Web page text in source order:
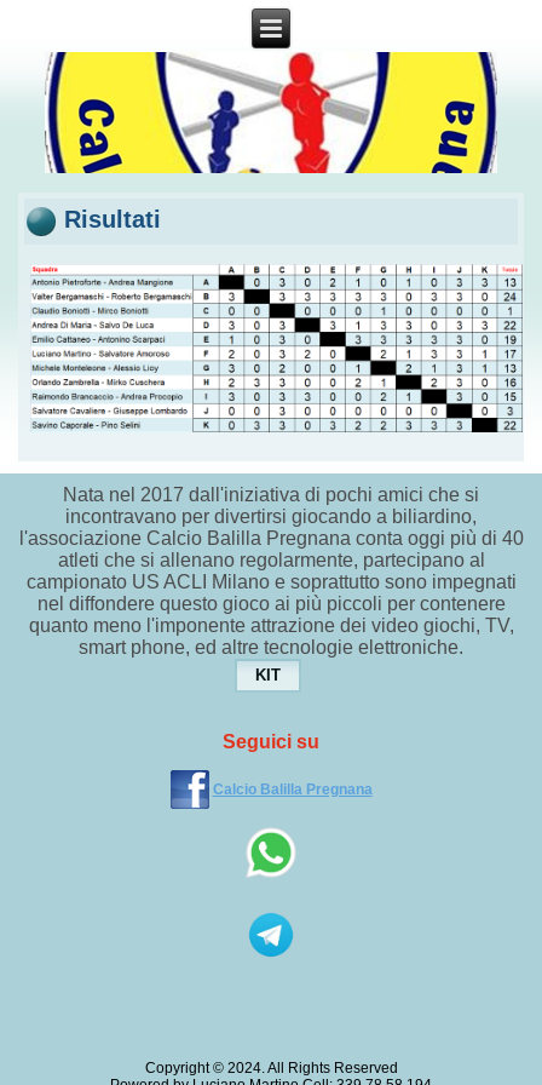
Risultati
Nata nel 2017 dall'iniziativa di pochi amici che si
incontravano per divertirsi giocando a biliardino,
l'associazione Calcio Balilla Pregnana conta oggi più di 40
atleti che si allenano regolarmente, partecipano al
campionato US ACLI Milano e soprattutto sono impegnati
nel diffondere questo gioco ai più piccoli per contenere
quanto meno l'imponente attrazione dei video giochi, TV,
smart phone, ed altre tecnologie elettroniche.
KIT
Seguici su
Calcio Balilla Pregnana
Copyright © 2024. All Rights Reserved